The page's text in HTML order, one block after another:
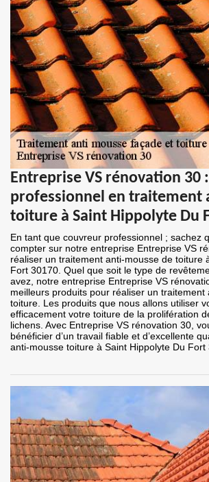
Entreprise VS rénovation 30
professionnel en traitement
toiture à Saint Hippolyte Du
En tant que couvreur professionnel ; sachez
compter sur notre entreprise Entreprise VS
réaliser un traitement anti-mousse de toiture
Fort 30170. Quel que soit le type de
avez, notre entreprise Entreprise VS
meilleurs produits pour réaliser un traitement
toiture. Les produits que nous allons utiliser
efficacement votre toiture de la prolifération
lichens. Avec Entreprise VS rénovation 30,
bénéficier d’un travail fiable et d’excellente
anti-mousse toiture à Saint Hippolyte Du Fort